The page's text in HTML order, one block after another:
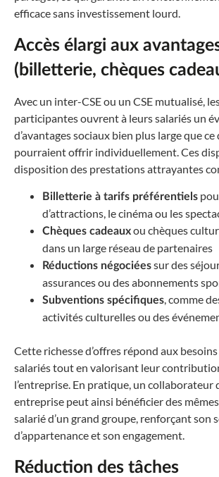
efficace sans investissement lourd.
Accès élargi aux
(billetterie, chèques
Avec un inter-CSE ou un CSE mutualisé,
participantes ouvrent à leurs salariés un
d’avantages sociaux bien plus large que ce
pourraient offrir individuellement. Ces
disposition des prestations attrayantes
Billetterie à tarifs préférentiels
d’attractions, le cinéma ou les
Chèques cadeauxou chèques
dans un large réseau de partenaires
Réductions négociéessur des
assurances ou des abonnements
Subventions spécifiques, comme
activités culturelles ou des
Cette richesse d’offres répond aux
salariés tout en valorisant leur
l’entreprise. En pratique, un collaborateur
entreprise peut ainsi bénéficier des
salarié d’un grand groupe, renforçant son
d’appartenance et son engagement.
Réduction des tâches